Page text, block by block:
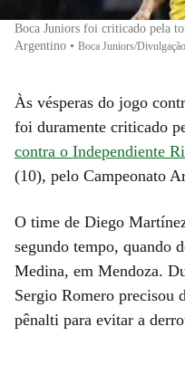
Boca Juniors foi criticado pela
Argentino • Boca Juniors/Divulgação
Às vésperas do jogo
foi duramente criticado
contra o Independiente
(10), pelo Campeonato
O time de Diego
segundo tempo, quando
Medina, em Mendoza.
Sergio Romero precisou
pênalti para evitar a